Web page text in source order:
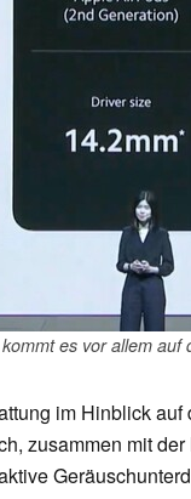
es vor allem
im Hinblick
zusammen mit